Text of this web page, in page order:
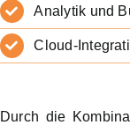
Analytik und
Cloud-
Durch die